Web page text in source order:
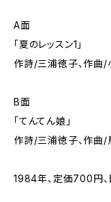
A面
「夏のレッスン1」
作詩/三浦徳子、作曲
B面
「てんてん娘」
作詩/三浦徳子、作曲/
1984年、定価700円